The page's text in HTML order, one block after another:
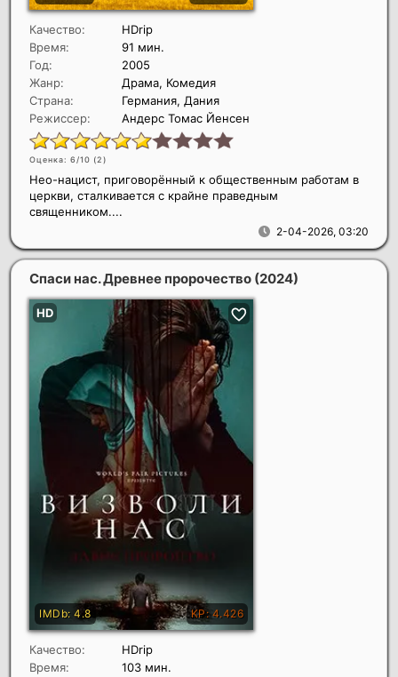
Качество:
HDrip
Время:
91 мин.
Год:
2005
Жанр:
Драма, Комедия
Страна:
Германия, Дания
Режиссер:
Андерс Томас Йенсен
Оценка: 6/10 (2)
2-04-2026, 03:20
Нео-нацист, приговорённый к общественным работам в
церкви, сталкивается с крайне праведным
священником....
Спаси нас. Древнее пророчество (2024)
Качество:
HDrip
Время:
103 мин.